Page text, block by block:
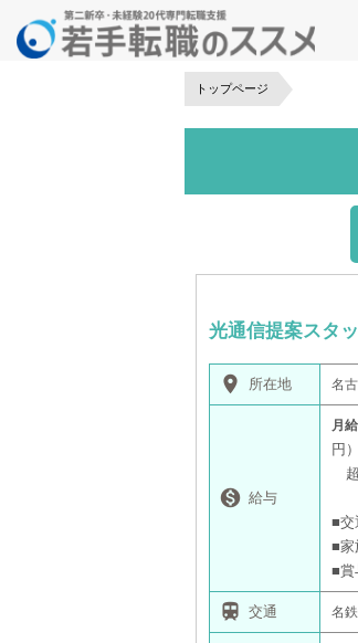
トップページ
光通信提案スタ
place 所在地 名
 給与
月
円
超
■交
■家
■賞
 交通 名